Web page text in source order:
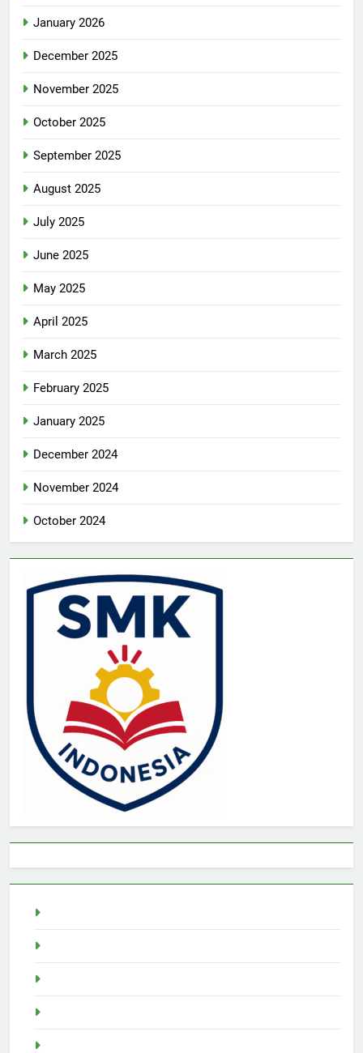
January 2026
December 2025
November 2025
October 2025
September 2025
August 2025
July 2025
June 2025
May 2025
April 2025
March 2025
February 2025
January 2025
December 2024
November 2024
October 2024